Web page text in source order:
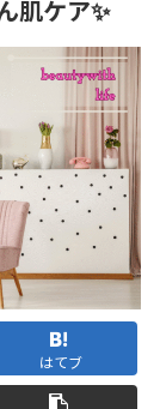
肌ケア✨
はてブ